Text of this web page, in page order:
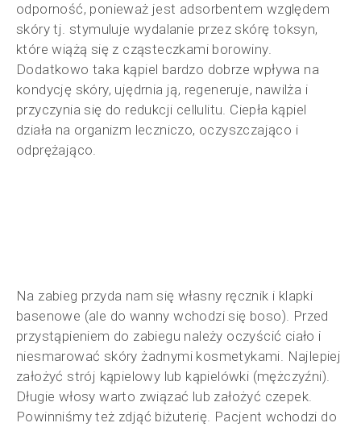
odporność, ponieważ jest adsorbentem względem
skóry tj. stymuluje wydalanie przez skórę toksyn,
które wiążą się z cząsteczkami borowiny.
Dodatkowo taka kąpiel bardzo dobrze wpływa na
kondycję skóry, ujędrnia ją, regeneruje, nawilża i
przyczynia się do redukcji cellulitu. Ciepła kąpiel
działa na organizm leczniczo, oczyszczająco i
odprężająco.
Na zabieg przyda nam się własny ręcznik i klapki
basenowe (ale do wanny wchodzi się boso). Przed
przystąpieniem do zabiegu należy oczyścić ciało i
niesmarować skóry żadnymi kosmetykami. Najlepiej
założyć strój kąpielowy lub kąpielówki (mężczyźni).
Długie włosy warto związać lub założyć czepek.
Powinniśmy też zdjąć biżuterię. Pacjent wchodzi do